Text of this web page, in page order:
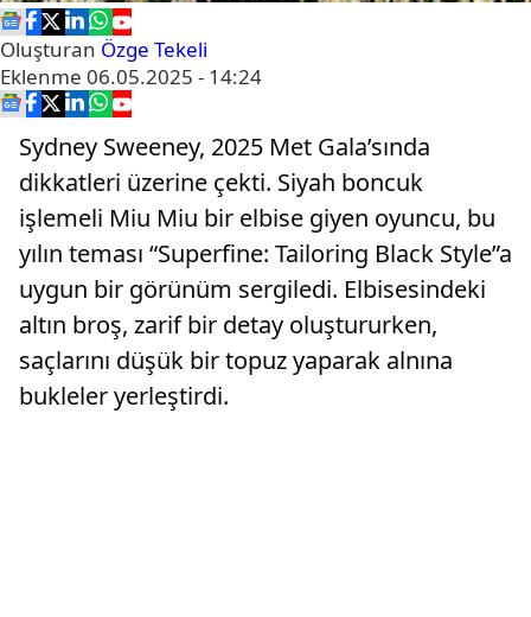
Oluşturan Özge Tekeli
Eklenme 06.05.2025 - 14:24
Sydney Sweeney, 2025 Met Gala’sında
dikkatleri üzerine çekti. Siyah boncuk
işlemeli Miu Miu bir elbise giyen oyuncu, bu
yılın teması “Superfine: Tailoring Black Style”a
uygun bir görünüm sergiledi. Elbisesindeki
altın broş, zarif bir detay oluştururken,
saçlarını düşük bir topuz yaparak alnına
bukleler yerleştirdi.